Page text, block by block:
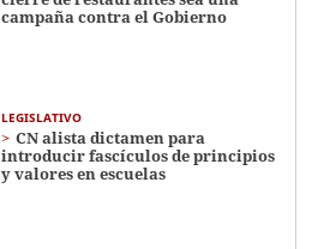
campaña contra el Gobierno
LEGISLATIVO
CN alista dictamen para
introducir fascículos de principios
y valores en escuelas